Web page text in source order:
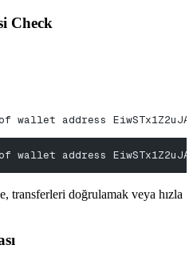
Check
address
address
transferleri doğrulamak veya hızla